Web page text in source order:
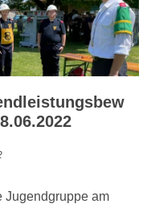
Jugendgruppe am